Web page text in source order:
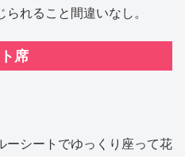
れること間違いなし。
席
ーシートでゆっくり座って花